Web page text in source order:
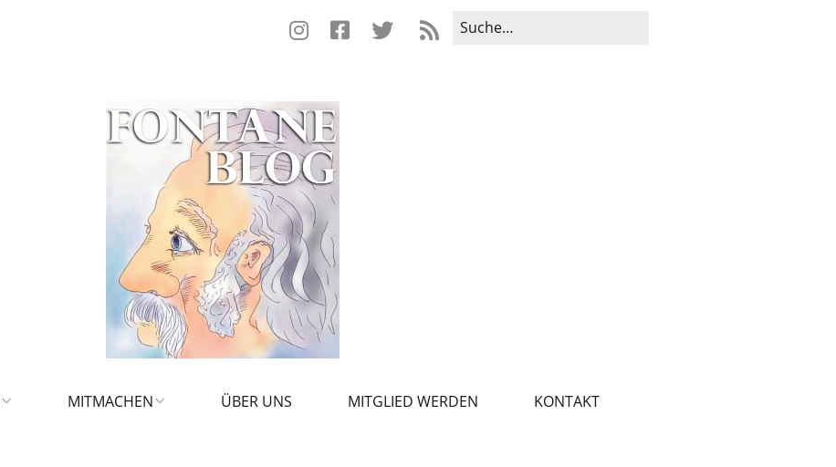
MITMACHEN ÜBER UNS MITGLIED WERDEN KONTAKT